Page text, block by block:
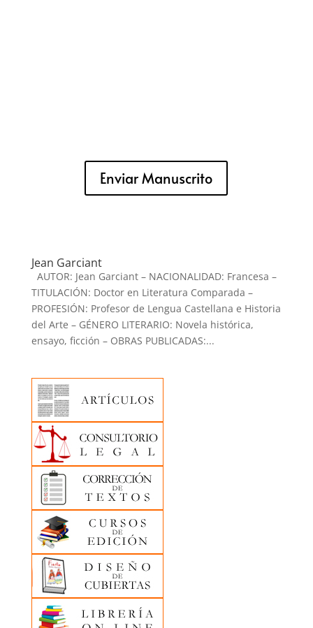
Enviar Manuscrito
Jean Garciant
AUTOR: Jean Garciant – NACIONALIDAD: Francesa –
TITULACIÓN: Doctor en Literatura Comparada –
PROFESIÓN: Profesor de Lengua Castellana e Historia
del Arte – GÉNERO LITERARIO: Novela histórica,
ensayo, ficción – OBRAS PUBLICADAS:...